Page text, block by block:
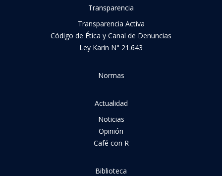
Transparencia
Transparencia Activa
Código de Ética y Canal de Denuncias
Ley Karin N° 21.643
Normas
Actualidad
Noticias
Opinión
Café con R
Biblioteca